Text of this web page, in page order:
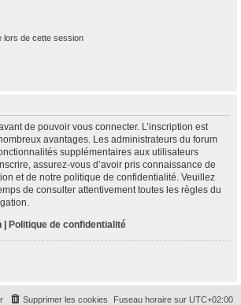
lors de cette session
de pouvoir vous connecter. L’inscription est
avantages. Les administrateurs du forum
supplémentaires aux utilisateurs
assurez-vous d’avoir pris connaissance de
et de notre politique de confidentialité. Veuillez
de consulter attentivement toutes les règles du
| Politique de confidentialité
Fuseau horaire sur UTC+02:00
Supprimer les cookies